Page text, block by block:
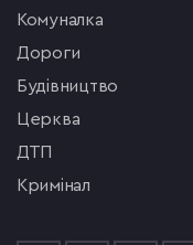
комуналка
Дороги
будівництво
церква
ДТП
кримінал